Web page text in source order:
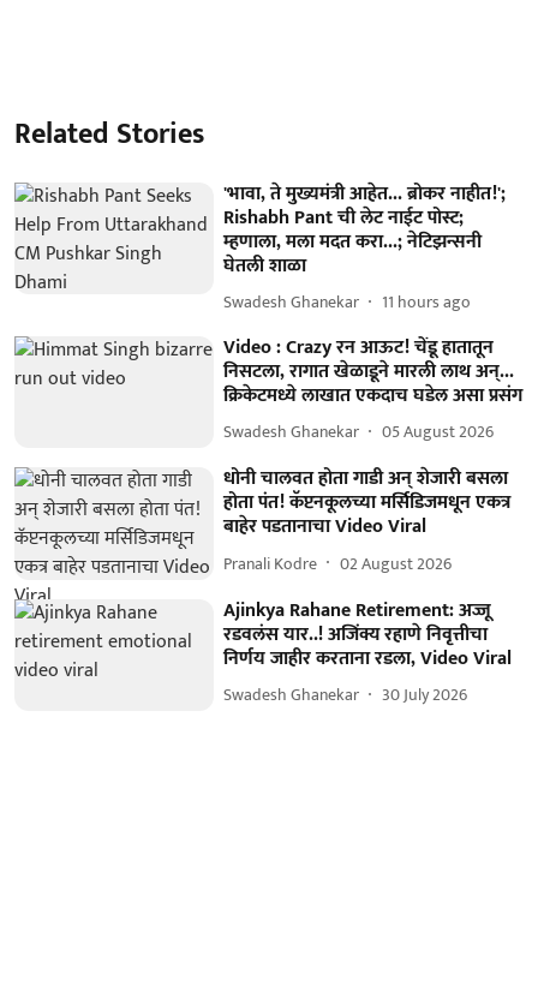
Related Stories
'भावा, ते मुख्यमंत्री आहेत... ब्रोकर नाहीत!';
Rishabh Pant ची लेट नाईट पोस्ट;
म्हणाला, मला मदत करा...; नेटिझन्सनी
घेतली शाळा
Swadesh Ghanekar 11 hours ago
Video : Crazy रन आऊट! चेंडू हातातून
निसटला, रागात खेळाडूने मारली लाथ अन्...
क्रिकेटमध्ये लाखात एकदाच घडेल असा प्रसंग
Swadesh Ghanekar 05 August 2026
धोनी चालवत होता गाडी अन् शेजारी बसला
होता पंत! कॅप्टनकूलच्या मर्सिडिजमधून एकत्र
बाहेर पडतानाचा Video Viral
Pranali Kodre 02 August 2026
Ajinkya Rahane Retirement: अज्जू
रडवलंस यार..! अजिंक्य रहाणे निवृत्तीचा
निर्णय जाहीर करताना रडला, Video Viral
Swadesh Ghanekar 30 July 2026